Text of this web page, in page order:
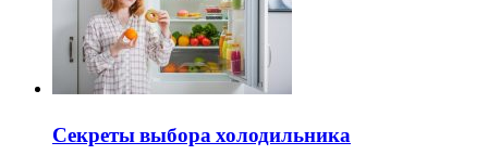
Секреты выбора холодильника